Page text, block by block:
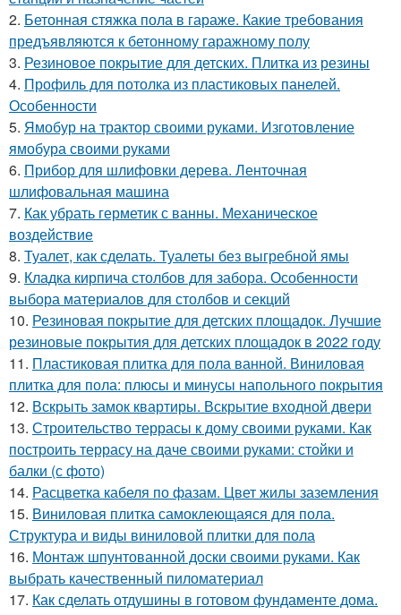
2. Бетонная стяжка пола в гараже. Какие требования
предъявляются к бетонному гаражному полу
3. Резиновое покрытие для детских. Плитка из резины
4. Профиль для потолка из пластиковых панелей.
Особенности
5. Ямобур на трактор своими руками. Изготовление
ямобура своими руками
6. Прибор для шлифовки дерева. Ленточная
шлифовальная машина
7. Как убрать герметик с ванны. Механическое
воздействие
8. Туалет, как сделать. Туалеты без выгребной ямы
9. Кладка кирпича столбов для забора. Особенности
выбора материалов для столбов и секций
10. Резиновая покрытие для детских площадок. Лучшие
резиновые покрытия для детских площадок в 2022 году
11. Пластиковая плитка для пола ванной. Виниловая
плитка для пола: плюсы и минусы напольного покрытия
12. Вскрыть замок квартиры. Вскрытие входной двери
13. Строительство террасы к дому своими руками. Как
построить террасу на даче своими руками: стойки и
балки (с фото)
14. Расцветка кабеля по фазам. Цвет жилы заземления
15. Виниловая плитка самоклеющаяся для пола.
Структура и виды виниловой плитки для пола
16. Монтаж шпунтованной доски своими руками. Как
выбрать качественный пиломатериал
17. Как сделать отдушины в готовом фундаменте дома.